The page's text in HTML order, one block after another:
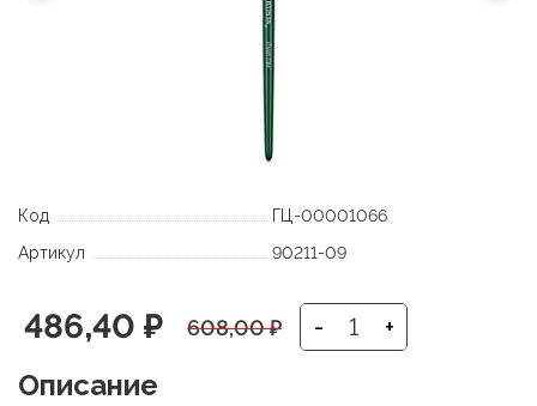
Код
ГЦ-00001066
Артикул
90211-09
608,00₽
Первоначальная
цена
486,40 ₽
Текущая
цена:
- +
Описание